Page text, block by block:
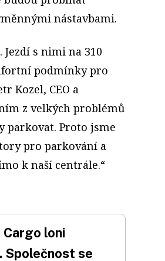
nástavbami.
s nimi na 310
podmínky pro
Kozel, CEO a
z velkých problémů
parkovat. Proto jsme
pro parkování a
k naší centrále.“
Cargo loni
Společnost se